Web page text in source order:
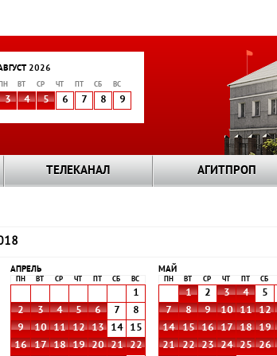
2026
ПН ВТ СР ЧТ СБ ВС
3 4 5 6 7 8 9
ТЕЛЕКАНАЛ АГИТПРОП
АПРЕЛЬ
ПН ВТ СР ЧТ СБ ВС
1
2
3 4 5 6 7
8
9
10 11 12 13 14
15
16
17 18 19 20 21
22
МАЙ
ПН ВТ СР ЧТ СБ
1 2 3 4 5
7
8 9 10 11 12
14
15 16 17 18 19
21
22 23 24 25 26